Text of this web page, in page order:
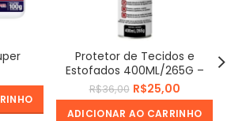
Protetor de Tecidos e
Estofados 400ML/265G –
Unipega
R$36,00 R$25,00
ADICIONAR AO CARRINHO